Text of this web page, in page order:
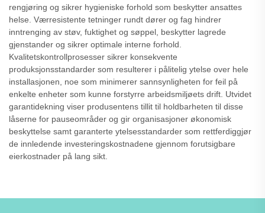
rengjøring og sikrer hygieniske forhold som beskytter ansattes
helse. Værresistente tetninger rundt dører og fag hindrer
inntrenging av støv, fuktighet og søppel, beskytter lagrede
gjenstander og sikrer optimale interne forhold.
Kvalitetskontrollprosesser sikrer konsekvente
produksjonsstandarder som resulterer i pålitelig ytelse over hele
installasjonen, noe som minimerer sannsynligheten for feil på
enkelte enheter som kunne forstyrre arbeidsmiljøets drift. Utvidet
garantidekning viser produsentens tillit til holdbarheten til disse
låserne for pauseområder og gir organisasjoner økonomisk
beskyttelse samt garanterte ytelsesstandarder som rettferdiggjør
de innledende investeringskostnadene gjennom forutsigbare
eierkostnader på lang sikt.